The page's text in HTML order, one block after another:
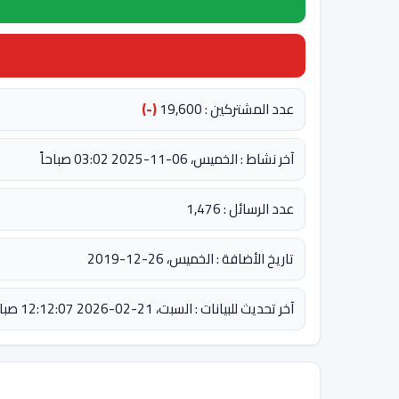
عدد المشتركين : 19,600
(-)
آخر نشاط : الخميس، 06-11-2025 03:02 صباحاً
عدد الرسائل : 1,476
تاريخ الأضافة : الخميس، 26-12-2019
آخر تحديث للبيانات : السبت، 21-02-2026 12:12:07 صباحاً